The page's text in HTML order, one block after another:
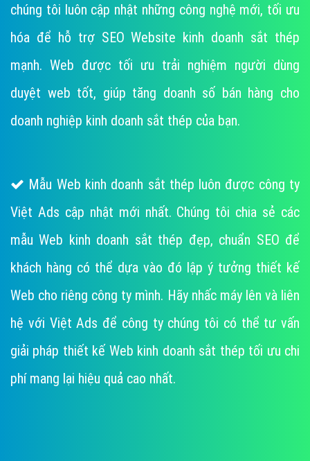
chúng tôi luôn cập nhật những công nghệ mới, tối ưu
hóa để hỗ trợ SEO Website kinh doanh sắt thép
mạnh. Web được tối ưu trải nghiệm người dùng
duyệt web tốt, giúp tăng doanh số bán hàng cho
doanh nghiệp kinh doanh sắt thép của bạn.
Mẫu Web kinh doanh sắt thép luôn được công ty
Việt Ads cập nhật mới nhất. Chúng tôi chia sẻ các
mẫu Web kinh doanh sắt thép đẹp, chuẩn SEO để
khách hàng có thể dựa vào đó lập ý tưởng thiết kế
Web cho riêng công ty mình. Hãy nhấc máy lên và liên
hệ với Việt Ads để công ty chúng tôi có thể tư vấn
giải pháp thiết kế Web kinh doanh sắt thép tối ưu chi
phí mang lại hiệu quả cao nhất.